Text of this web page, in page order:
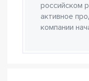
российском
активное
компании